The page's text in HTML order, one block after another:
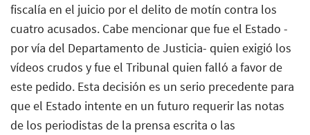
fiscalía en el juicio por el delito de motín contra los
cuatro acusados. Cabe mencionar que fue el Estado -
por vía del Departamento de Justicia- quien exigió los
vídeos crudos y fue el Tribunal quien falló a favor de
este pedido. Esta decisión es un serio precedente para
que el Estado intente en un futuro requerir las notas
de los periodistas de la prensa escrita o las